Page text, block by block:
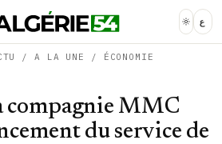
ع
/A LA UNE / ÉCONOMIE
compagnie MMC
du service de